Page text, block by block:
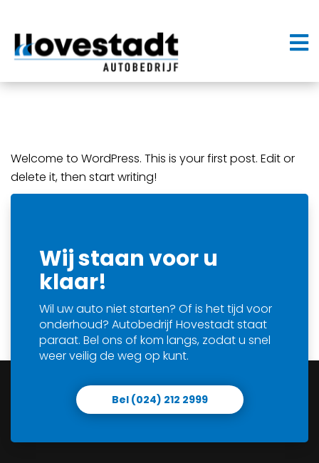
Welcome to WordPress. This is your first post. Edit or
delete it, then start writing!
Wij staan voor u
klaar!
Wil uw auto niet starten? Of is het tijd voor
onderhoud? Autobedrijf Hovestadt staat
paraat. Bel ons of kom langs, zodat u snel
weer veilig de weg op kunt.
Bel (024) 212 2999